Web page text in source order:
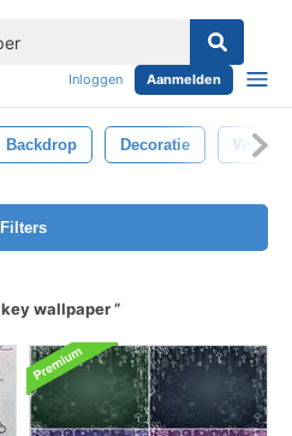
Inloggen Aanmelden
Backdrop Decoratie
Filters
key wallpaper